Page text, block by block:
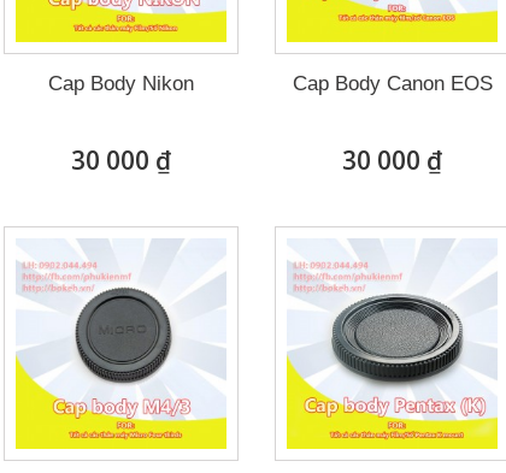
Cap Body Nikon
30 000 ₫
Cap Body Canon EOS
30 000 ₫